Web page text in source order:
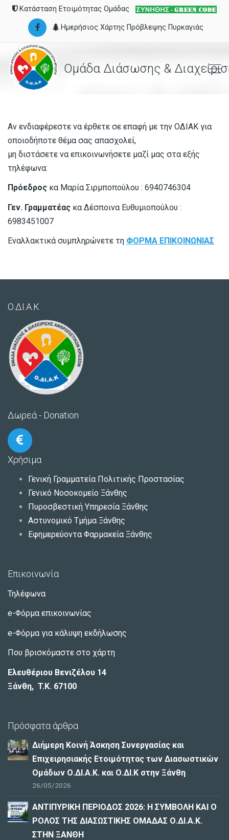
Κατάσταση Ετοιμότητας Ομάδας
Ημερήσιος Χάρτης Πρόβλεψης Πυρκαγιάς
Ομάδα Διάσωσης &
Αν ενδιαφέρεστε να έρθετε σε επαφή με την ΟΔΙΑΚ για
οποιοδήποτε θέμα σας απασχολεί,
μη διστάσετε να επικοινωνήσετε μαζί μας στα εξής
τηλέφωνα:
Πρόεδρος κα Μαρία Σιρμποπούλου : 6940746304
Γεν. Γραμματέας κα Δέσποινα Ευθυμιοπούλου :
6983451007
Εναλλακτικά συμπληρώνετε τη ΦΟΡΜΑ ΕΠΙΚΟΙΝΩΝΙΑΣ
Ο.ΔΙ.Α.Κ
Δωρεά - Donation
Χρήσιμα
Γενική Γραμματεία Πολιτικής Προστασίας
Γενικό Νοσοκομείο Ξάνθης
Πυροσβεστική Υπηρεσία Ξάνθης
Αστυνομικό Τμήμα Ξάνθης
Εφημερεύοντα Φαρμακεία Ξάνθης
Επικοινωνία
Τηλέφωνα
e-Φόρμα επικοινωνίας
e-Φόρμα για κάλυψη εκδήλωσης
Που βρισκόμαστε στο χάρτη
Ελευθέριου Βενιζέλου 14
Ξάνθη, T.K. 67100
Πρόσφατα άρθρα
Διήμερη Κοινή Άσκηση Συνεργασίας και
Επιχειρησιακής Ετοιμότητας των Διασωστικών
Ομάδων Ο.ΔΙ.Α.Κ. και Ο.ΔΙ.Κ στην Ξάνθη
26/05/2026
ΑΝΤΙΠΥΡΙΚΗ ΠΕΡΙΟΔΟΣ 2026: Η ΣΥΜΒΟΛΗ ΚΑΙ Ο
ΡΟΛΟΣ ΤΗΣ ΔΙΑΣΩΣΤΙΚΗΣ ΟΜΑΔΑΣ Ο.ΔΙ.Α.Κ.
ΣΤΗΝ ΞΑΝΘΗ